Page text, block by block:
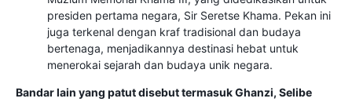
presiden pertama negara, Sir Seretse Khama. Pekan ini
juga terkenal dengan kraf tradisional dan budaya
bertenaga, menjadikannya destinasi hebat untuk
menerokai sejarah dan budaya unik negara.
Bandar lain yang patut disebut termasuk Ghanzi, Selibe